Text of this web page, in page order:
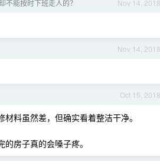
Nov 14, 2018
不能按时下班走人的？
Nov 14, 2018
Oct 15, 2018
料虽然差，但确实看着整洁干净。
房子真的会嗓子疼。